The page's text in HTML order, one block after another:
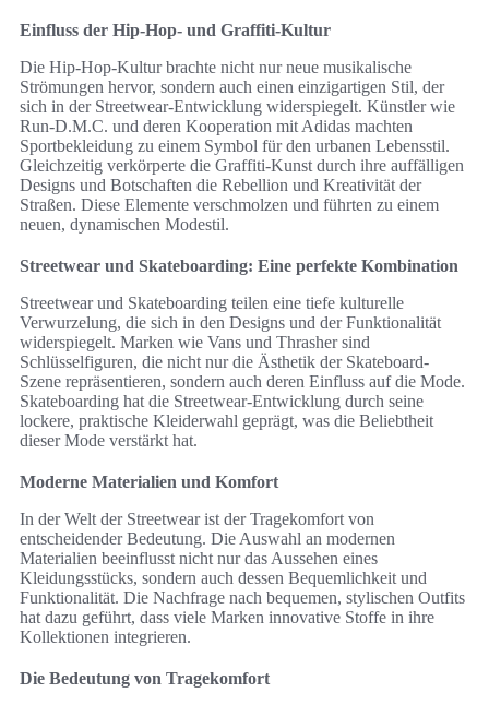
Einfluss der Hip-Hop- und Graffiti-Kultur
Die Hip-Hop-Kultur brachte nicht nur neue musikalische
Strömungen hervor, sondern auch einen einzigartigen Stil, der
sich in der Streetwear-Entwicklung widerspiegelt. Künstler wie
Run-D.M.C. und deren Kooperation mit Adidas machten
Sportbekleidung zu einem Symbol für den urbanen Lebensstil.
Gleichzeitig verkörperte die Graffiti-Kunst durch ihre auffälligen
Designs und Botschaften die Rebellion und Kreativität der
Straßen. Diese Elemente verschmolzen und führten zu einem
neuen, dynamischen Modestil.
Streetwear und Skateboarding: Eine perfekte Kombination
Streetwear und Skateboarding teilen eine tiefe kulturelle
Verwurzelung, die sich in den Designs und der Funktionalität
widerspiegelt. Marken wie Vans und Thrasher sind
Schlüsselfiguren, die nicht nur die Ästhetik der Skateboard-
Szene repräsentieren, sondern auch deren Einfluss auf die Mode.
Skateboarding hat die Streetwear-Entwicklung durch seine
lockere, praktische Kleiderwahl geprägt, was die Beliebtheit
dieser Mode verstärkt hat.
Moderne Materialien und Komfort
In der Welt der Streetwear ist der Tragekomfort von
entscheidender Bedeutung. Die Auswahl an modernen
Materialien beeinflusst nicht nur das Aussehen eines
Kleidungsstücks, sondern auch dessen Bequemlichkeit und
Funktionalität. Die Nachfrage nach bequemen, stylischen Outfits
hat dazu geführt, dass viele Marken innovative Stoffe in ihre
Kollektionen integrieren.
Die Bedeutung von Tragekomfort